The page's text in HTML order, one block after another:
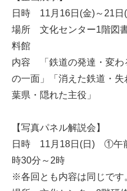
日時 11月16日(金)～21
場所 文化センター1階図
料館
内容 「鉄道の発達・変わ
の一面」「消えた鉄道・
葉県・隠れた主役」
【写真パネル解説会】
日時 11月18日(日) ①午
時30分～2時
※各回とも内容は同じです